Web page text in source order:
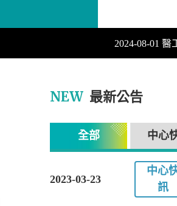
2024-08-01
NEW 最新公告
全部 中心
2023-03-23
中心
訊